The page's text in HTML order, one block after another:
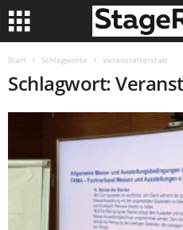
Start Schlagworte Veranstalterstab
Schlagwort: